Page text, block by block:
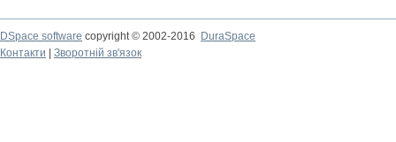
DSpace software copyright © 2002-2016
DuraSpace
Контакти
Зворотній зв'язок